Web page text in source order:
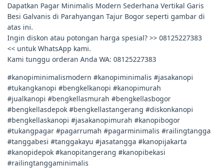
Dapatkan Pagar Minimalis Modern Sederhana Vertikal Garis
Besi Galvanis di Parahyangan Tajur Bogor seperti gambar di
atas ini.
Ingin diskon atau potongan harga spesial? >> 08125227383
<< untuk WhatsApp kami.
Kami tunggu orderan Anda WA: 08125227383
#kanopiminimalismodern #kanopiminimalis #jasakanopi
#tukangkanopi #bengkelkanopi #kanopimurah
#jualkanopi #bengkellasmurah #bengkellasbogor
#bengkellasdepok #bengkellastangerang #diskonkanopi
#bengkellaskanopi #jasakanopimurah #kanopibogor
#tukangpagar #pagarrumah #pagarminimalis #railingtangga
#tanggabesi #tanggakayu #jasatangga #kanopijakarta
#kanopidepok #kanopitangerang #kanopibekasi
#railingtanggaminimalis